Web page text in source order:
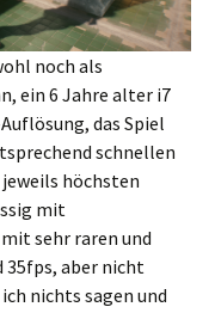
noch als
ein 6 Jahre alter i7
Auflösung, das Spiel
schnellen
höchsten
mit
sehr raren und
35fps, aber nicht
nichts sagen und